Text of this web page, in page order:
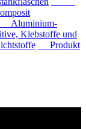
Klebstoffe und
Produkt